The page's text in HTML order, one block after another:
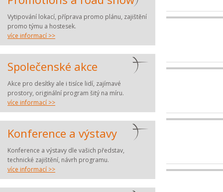
Vytipování lokací, příprava promo plánu, zajištění
promo týmu a hostesek.
více informací >>
Společenské akce
Akce pro desítky ale i tisíce lidí, zajímavé
prostory, originální program šitý na míru.
více informací >>
Konference a výstavy
Konference a výstavy dle vašich představ,
technické zajištění, návrh programu.
více informací >>